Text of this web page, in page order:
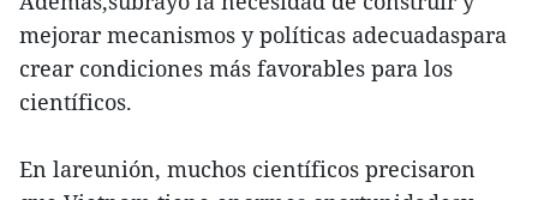
mejorar mecanismos y políticas adecuadaspara
crear condiciones más favorables para los
científicos.
En lareunión, muchos científicos precisaron